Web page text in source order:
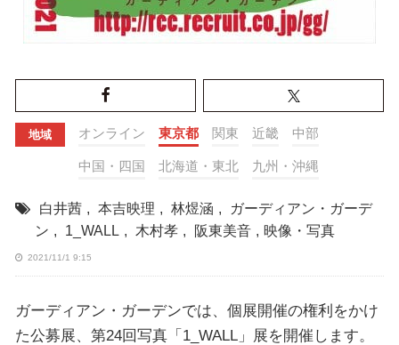
地域 オンライン 東京都 関東 近畿 中部
中国・四国 北海道・東北 九州・沖縄
白井茜 , 本吉映理 , 林煜涵 ,
ガーディアン・ガーデ
ン , 1_WALL , 木村孝 , 阪東美音 , 映像・写真
2021/11/1 9:15
ガーディアン・ガーデンでは、個展開催の権利をかけ
た公募展、第24回写真「1_WALL」展を開催します。